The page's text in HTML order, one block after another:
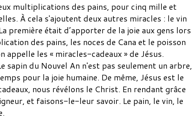
multiplications des pains, pour cinq mille et
À cela s'ajoutent deux autres miracles : le vin
première était d’apporter de la joie aux gens lors
des pains, les noces de Cana et le poisson
appelle les « miracles-cadeaux » de Jésus.
sapin du Nouvel An n'est pas seulement un arbre,
pour la joie humaine. De même, Jésus est le
nous révélons le Christ. En rendant grâce
et faisons-le-leur savoir. Le pain, le vin, le